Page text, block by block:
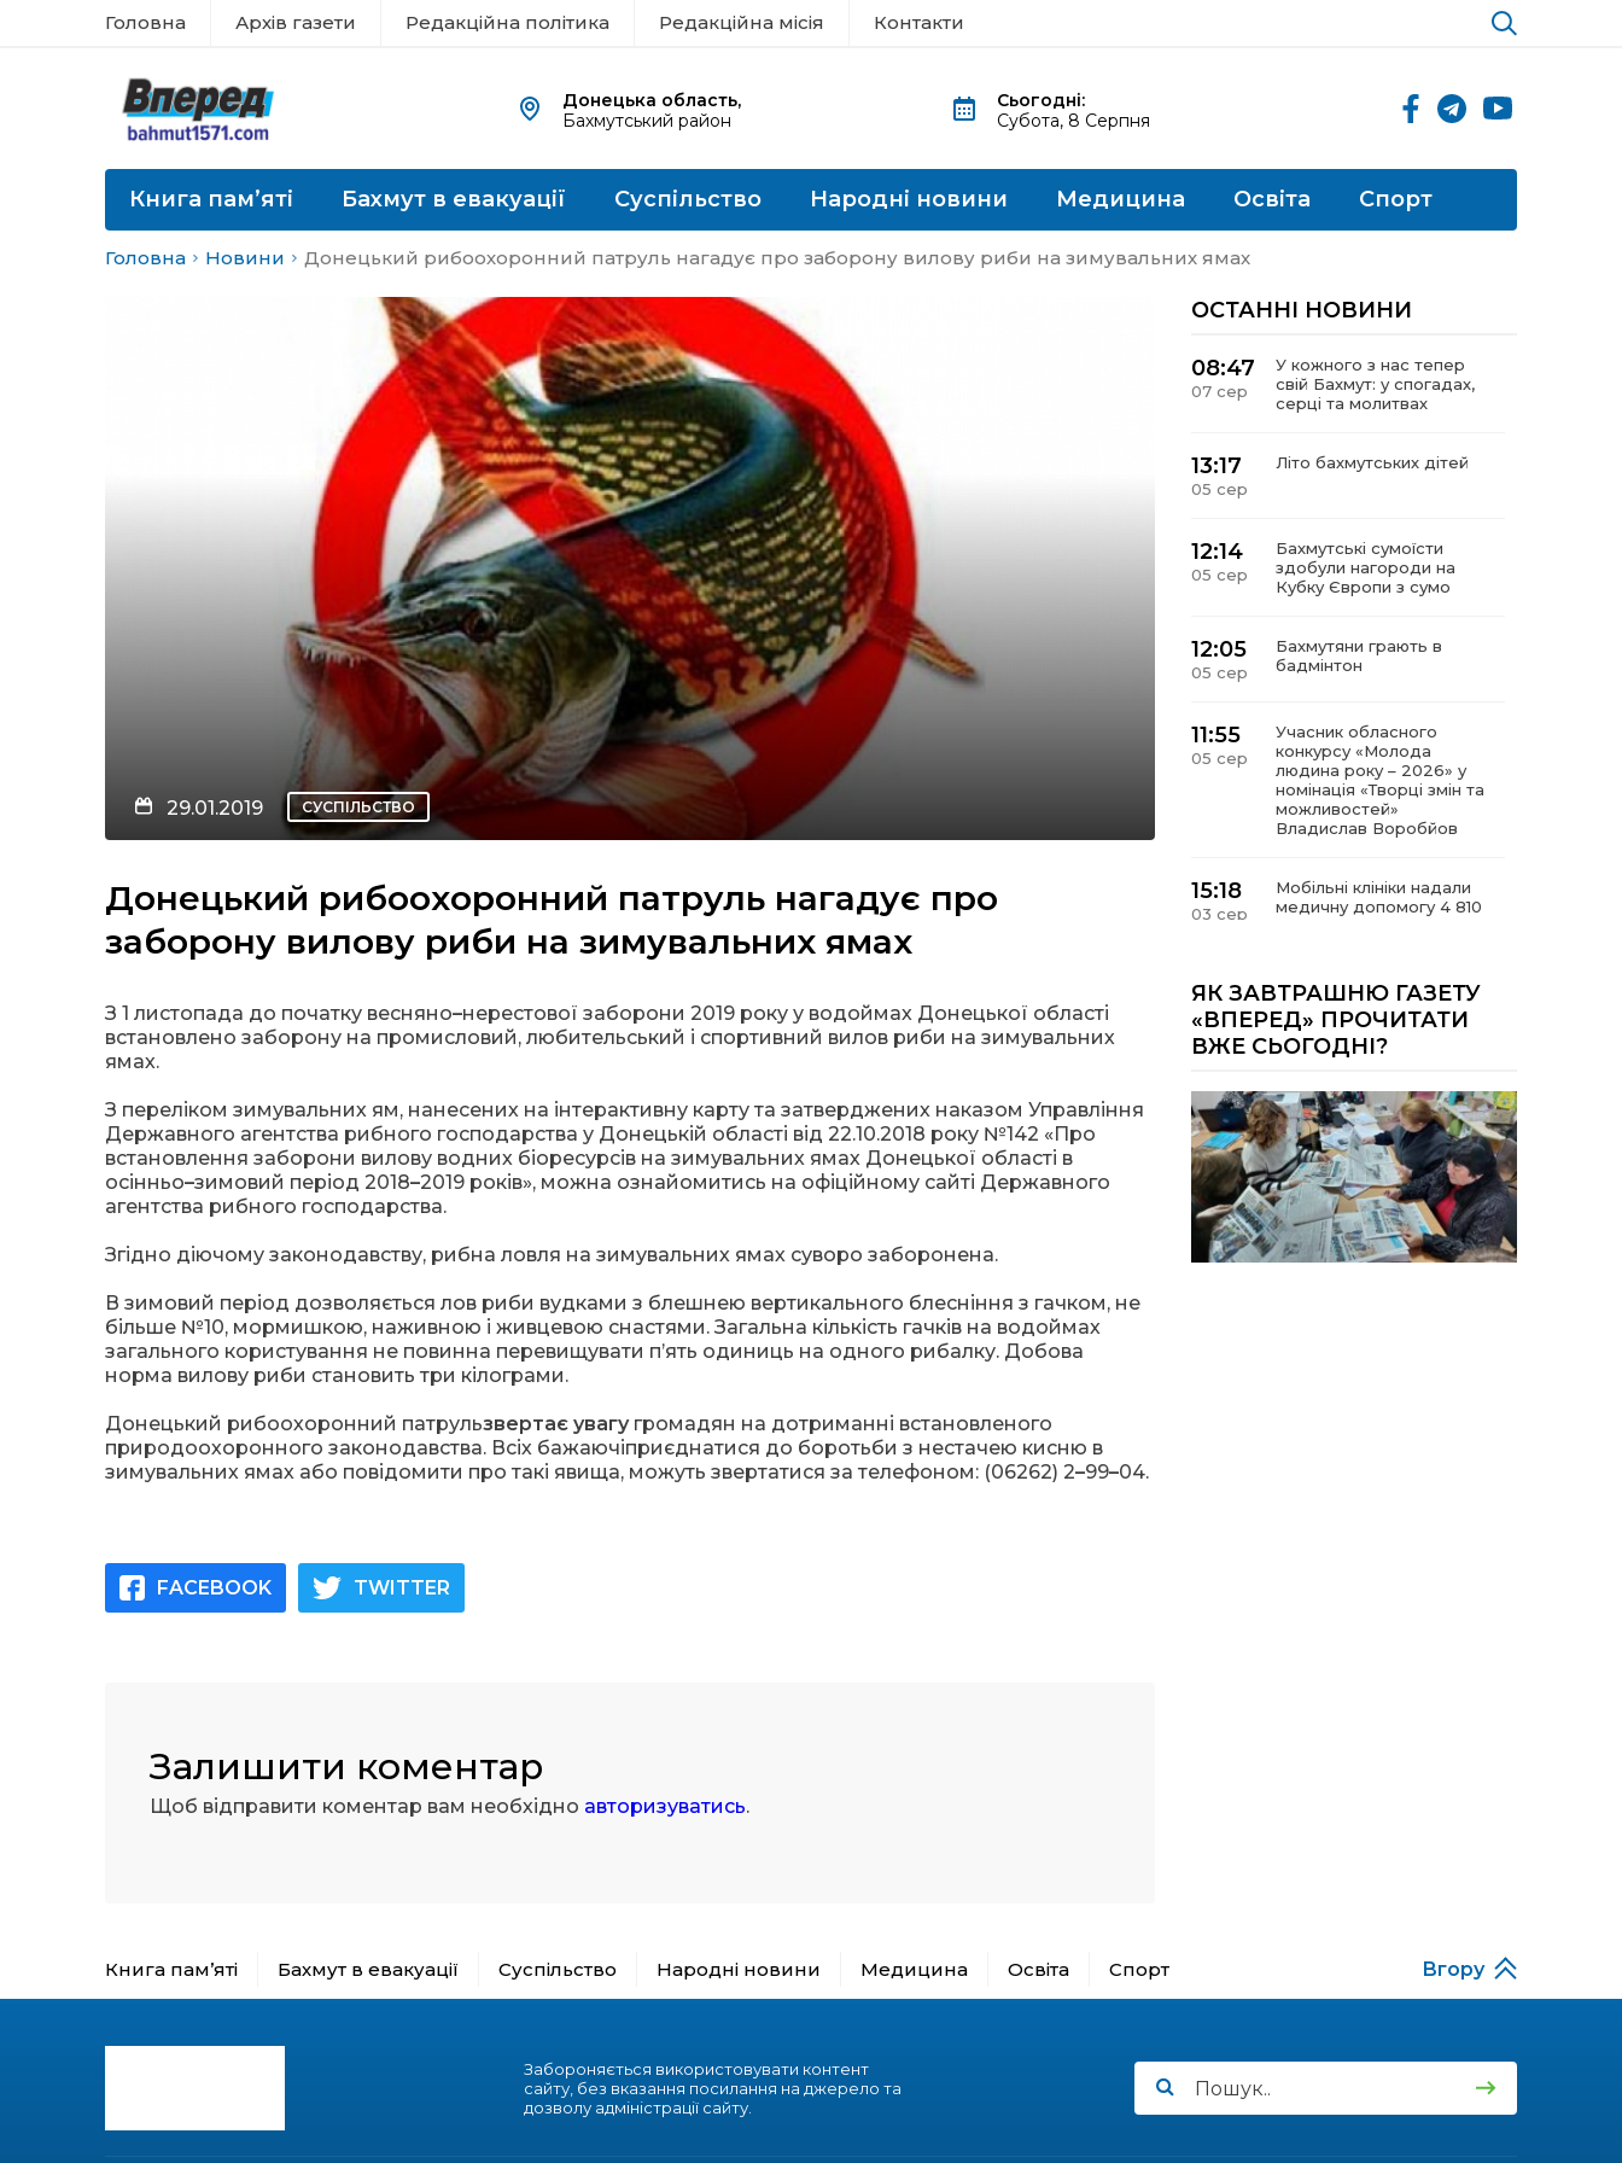
Головна Архів газети Редакційна політика Редакційна місія Контакти
Донецька область,
Бахмутський район
Сьогодні:
Субота, 8 Серпня
Книга пам’яті Бахмут в евакуації Суспільство Народні новини Медицина Освіта Спорт
Головна Новини Донецький рибоохоронний патруль нагадує про заборону вилову риби на зимувальних ямах
29.01.2019 СУСПІЛЬСТВО
Донецький рибоохоронний патруль нагадує про
заборону вилову риби на зимувальних ямах
З 1 листопада до початку весняно–нерестової заборони 2019 року у водоймах Донецької області
встановлено заборону на промисловий, любительський і спортивний вилов риби на зимувальних
ямах.
З переліком зимувальних ям, нанесених на інтерактивну карту та затверджених наказом Управління
Державного агентства рибного господарства у Донецькій області від 22.10.2018 року №142 «Про
встановлення заборони вилову водних біоресурсів на зимувальних ямах Донецької області в
осінньо–зимовий період 2018–2019 років», можна ознайомитись на офіційному сайті Державного
агентства рибного господарства.
Згідно діючому законодавству, рибна ловля на зимувальних ямах суворо заборонена.
В зимовий період дозволяється лов риби вудками з блешнею вертикального блесніння з гачком, не
більше №10, мормишкою, наживною і живцевою снастями. Загальна кількість гачків на водоймах
загального користування не повинна перевищувати п’ять одиниць на одного рибалку. Добова
норма вилову риби становить три кілограми.
Донецький рибоохоронний патрульзвертає увагугромадян на дотриманні встановленого
природоохоронного законодавства. Всіх бажаючіприєднатися до боротьби з нестачею кисню в
зимувальних ямах або повідомити про такі явища, можуть звертатися за телефоном: (06262) 2–99–04.
FACEBOOK TWITTER
Залишити коментар
Щоб відправити коментар вам необхідно авторизуватись.
ОСТАННІ НОВИНИ
08:47
07 сер
У кожного з нас тепер
свій Бахмут: у спогадах,
серці та молитвах
13:17
05 сер
Літо бахмутських дітей
12:14
05 сер
Бахмутські сумоїсти
здобули нагороди на
Кубку Європи з сумо
12:05
05 сер
Бахмутяни грають в
бадмінтон
11:55
05 сер
Учасник обласного
конкурсу «Молода
людина року – 2026» у
номінація «Творці змін та
можливостей»
Владислав Воробйов
15:18
03 сер
Мобільні клініки надали
медичну допомогу 4 810
09:27
03 сер
ВПО можуть не платити
за частину комунальних
послуг: про що йдеться
14:12
01 сер
розповіла, коли
переселенці втрачають
виплати та статус
внутрішньо переміщеної
особи
14:04
01 сер
Учасниця обласного
конкурсу «Молода
громади
ЯК ЗАВТРАШНЮ ГАЗЕТУ
«ВПЕРЕД» ПРОЧИТАТИ
ВЖЕ СЬОГОДНІ?
Книга пам’яті Бахмут в евакуації Суспільство Народні новини Медицина Освіта Спорт Вгору
Забороняється використовувати контент
сайту, без вказання посилання на джерело та
дозволу адміністрації сайту.